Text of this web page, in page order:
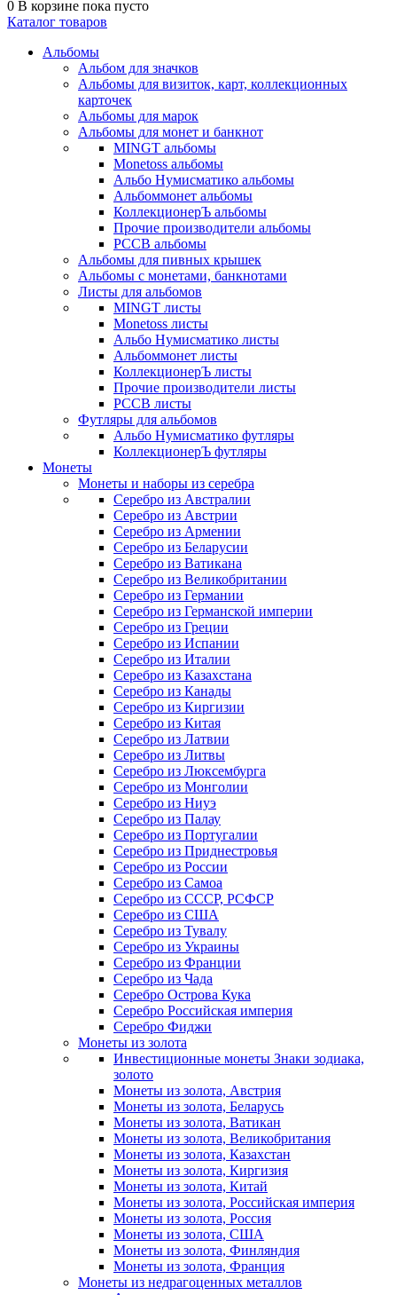
0 В корзине пока пусто
Каталог товаров
Альбомы
Альбом для значков
Альбомы для визиток, карт, коллекционных
карточек
Альбомы для марок
Альбомы для монет и банкнот
MINGT альбомы
Monetoss альбомы
Альбо Нумисматико альбомы
Альбоммонет альбомы
КоллекционерЪ альбомы
Прочие производители альбомы
РССВ альбомы
Альбомы для пивных крышек
Альбомы с монетами, банкнотами
Листы для альбомов
MINGT листы
Monetoss листы
Альбо Нумисматико листы
Альбоммонет листы
КоллекционерЪ листы
Прочие производители листы
РССВ листы
Футляры для альбомов
Альбо Нумисматико футляры
КоллекционерЪ футляры
Монеты
Монеты и наборы из серебра
Серебро из Австралии
Серебро из Австрии
Серебро из Армении
Серебро из Беларусии
Серебро из Ватикана
Серебро из Великобритании
Серебро из Германии
Серебро из Германской империи
Серебро из Греции
Серебро из Испании
Серебро из Италии
Серебро из Казахстана
Серебро из Канады
Серебро из Киргизии
Серебро из Китая
Серебро из Латвии
Серебро из Литвы
Серебро из Люксембурга
Серебро из Монголии
Серебро из Ниуэ
Серебро из Палау
Серебро из Португалии
Серебро из Приднестровья
Серебро из России
Серебро из Самоа
Серебро из СССР, РСФСР
Серебро из США
Серебро из Тувалу
Серебро из Украины
Серебро из Франции
Серебро из Чада
Серебро Острова Кука
Серебро Российская империя
Серебро Фиджи
Монеты из золота
Инвестиционные монеты Знаки зодиака,
золото
Монеты из золота, Австрия
Монеты из золота, Беларусь
Монеты из золота, Ватикан
Монеты из золота, Великобритания
Монеты из золота, Казахстан
Монеты из золота, Киргизия
Монеты из золота, Китай
Монеты из золота, Российская империя
Монеты из золота, Россия
Монеты из золота, США
Монеты из золота, Финляндия
Монеты из золота, Франция
Монеты из недрагоценных металлов